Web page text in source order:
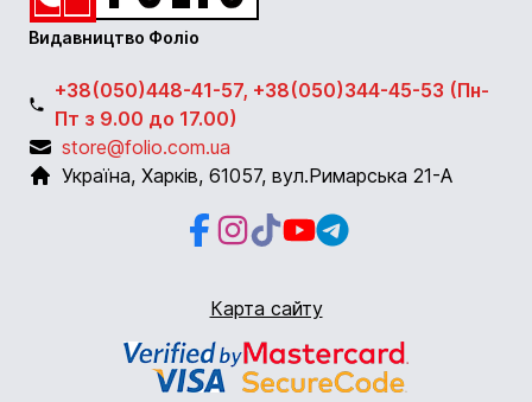
Видавництво Фоліо
+38(050)448-41-57, +38(050)344-45-53 (Пн-
Пт з 9.00 до 17.00)
store@folio.com.ua
Україна, Харків, 61057, вул.Римарська 21-А
Facebook
Instagram
Instagram
YoutubeTelegram
Карта сайту